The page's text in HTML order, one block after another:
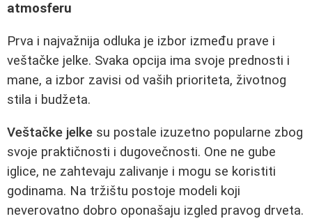
atmosferu
Prva i najvažnija odluka je izbor između prave i
veštačke jelke. Svaka opcija ima svoje prednosti i
mane, a izbor zavisi od vaših prioriteta, životnog
stila i budžeta.
Veštačke jelke su postale izuzetno popularne zbog
svoje praktičnosti i dugovečnosti. One ne gube
iglice, ne zahtevaju zalivanje i mogu se koristiti
godinama. Na tržištu postoje modeli koji
neverovatno dobro oponašaju izgled pravog drveta.